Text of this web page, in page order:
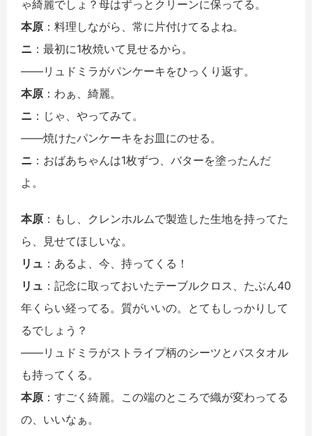
ゃ綺麗でしょ？母はずっとクリーンに保ってる。
本原 ：料理しながら、常に片付けてるよね。
ニ ：最初に1枚焼いて見せるから。
――リュドミラがパンケーキをひっくり返す。
本原 ：わぁ、綺麗。
ニ ：じゃ、やってみて。
――焼けたパンケーキをお皿にのせる。
ニ ：おばあちゃんは1枚ずつ、バターを塗ったんだ
よ。
本原 ：もし、クレンホルムで製造した生地を持ってた
ら、見せてほしいな。
リュ ：あるよ、今、持ってくる！
リュ ：記念に取っておいたテーブルクロス、たぶん40
年くらい経ってる。質がいいの。とてもしっかりして
るでしょう？
――リュドミラがストライプ柄のシーツとバスタオル
も持ってくる。
本原 ：すごく綺麗。この端のところで織が変わってる
の、いいなぁ。